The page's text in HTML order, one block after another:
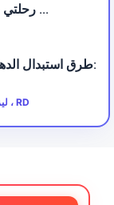
رحلتي مع كاتوناه يوجا: ما هي وفوائدها و ...
طرق استبدال
ليزا فالنتي (أخصائي تغذية) ، ماجستير ، RD